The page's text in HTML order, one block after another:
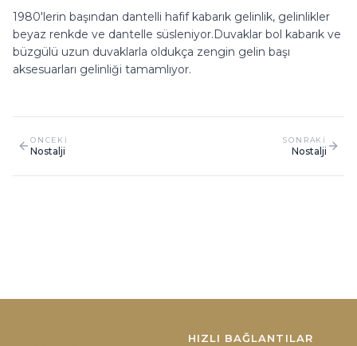
1980'lerin başından dantelli hafif kabarık gelinlik, gelinlikler
beyaz renkde ve dantelle süsleniyor.Duvaklar bol kabarık ve
büzgülü uzun duvaklarla oldukça zengin gelin başı
aksesuarları gelinliği tamamlıyor.
ONCEKI
Nostalji
SONRAKI
Nostalji
HIZLI BAĞLANTILAR